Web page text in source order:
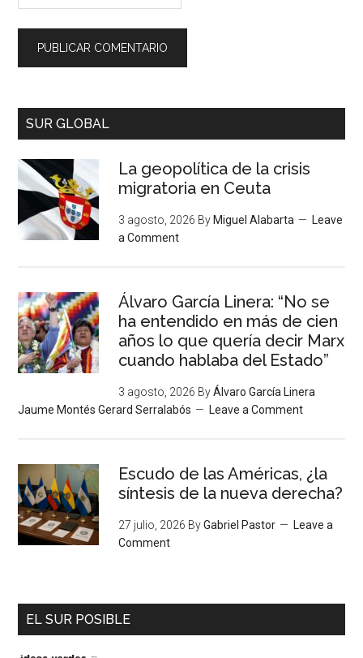
SUR GLOBAL
La geopolítica de la crisis
migratoria en Ceuta
3 agosto, 2026 By Miguel Alabarta
Leave
a Comment
Álvaro García Linera: “No se
ha entendido en más de cien
años lo que quería decir Marx
cuando hablaba del Estado”
3 agosto, 2026 ByÁlvaro García Linera
Jaume Montés Gerard Serralabós
Leave a Comment
Escudo de las Américas, ¿la
síntesis de la nueva derecha?
27 julio, 2026 ByGabriel Pastor
Leave a
Comment
EL SUR POSIBLE